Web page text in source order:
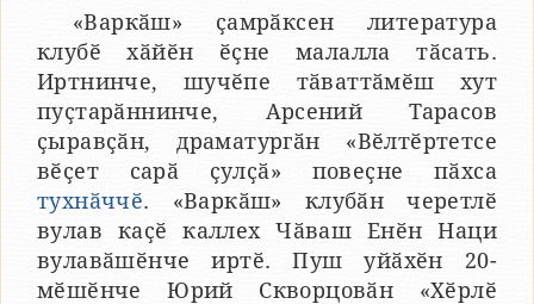
«Варкӑш» ҫамрӑксен литература
клубӗ хӑйӗн ӗҫне малалла тӑсать.
Иртнинче, шучӗпе тӑваттӑмӗш хут
пуҫтарӑннинче, Арсений Тарасов
ҫыравҫӑн, драматургӑн «Вӗлтӗртетсе
вӗҫет сарӑ ҫулҫӑ» повеҫне пӑхса
тухнӑччӗ. «Варкӑш» клубӑн черетлӗ
вулав каҫӗ каллех Чӑваш Енӗн Наци
вулавӑшӗнче иртӗ. Пуш уйӑхӗн 20-
мӗшӗнче Юрий Скворцовӑн «Хӗрлӗ